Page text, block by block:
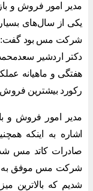
مدیر امور فروش و
یکی از سال‌های
شرکت مس بود گفت:
دکتر اردشیر
هفتگی و ماهیانه
رکورد بیشترین
مدیر امور فروش و
اشاره به اینکه
صادرات کاتد مس
شدیم که بالاترین